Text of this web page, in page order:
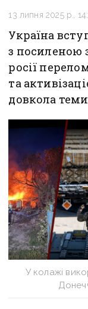
13 липня 2025 р.,
Україна
з посиленою
росії
та
довкола
У колажі